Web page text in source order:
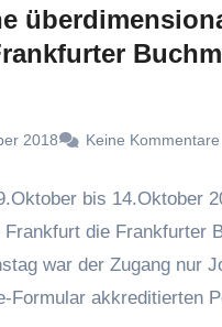
2018 Keine Kommentare
bis 14.Oktober
die Frankfurter
war der Zugang nur
Formular akkreditierten